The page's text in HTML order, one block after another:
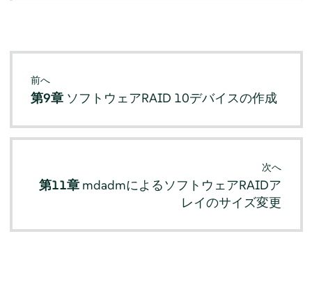
前へ
第9章 ソフトウェアRAID 10デバイスの作成
次へ
第11章 mdadmによるソフトウェアRAIDア
レイのサイズ変更